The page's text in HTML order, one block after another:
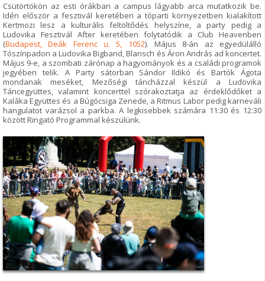
Csütörtökön az esti órákban a campus lágyabb arca mutatkozik be.
Idén először a fesztivál keretében a tóparti környezetben kialakított
Kertmozi lesz a kulturális feltöltődés helyszíne, a party pedig a
Ludovika Fesztivál After keretében folytatódik a Club Heavenben
(Budapest, Deák Ferenc u. 5, 1052). Május 8-án az egyedülálló
Tószínpadon a Ludovika Bigband, Blansch és Áron András ad koncertet.
Május 9-e, a szombati zárónap a hagyományok és a családi programok
jegyében telik. A Party sátorban Sándor Ildikó és Bartók Ágota
mondanak meséket, Mezőségi táncházzal készül a Ludovika
Táncegyüttes, valamint koncerttel szórakoztatja az érdeklődőket a
Kaláka Együttes és a Búgócsiga Zenede, a Ritmus Labor pedig karneváli
hangulatot varázsol a parkba. A legkisebbek számára 11:30 és 12:30
között Ringató Programmal készülünk.